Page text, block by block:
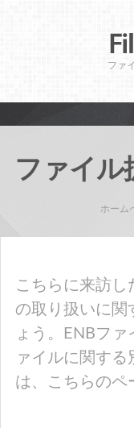
ファ
ファイル
ホーム
こちらに来訪し
の取り扱いに関
ょう。ENBフ
ァイルに関す
は、こちらのペ